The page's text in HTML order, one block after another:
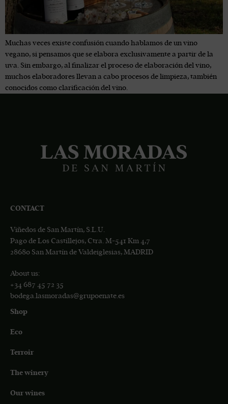
Muchas veces existe confusión cuando hablamos de un vino
vegano, si pensamos que se elabora exclusivamente a partir de la
uva. Sin embargo, al finalizar el proceso de elaboración del vino,
muchos elaboradores llevan a cabo procesos de limpieza, también
conocidos como clarificación del vino.
CONTACT
Viñedos de San Martín, S.L.U.
Pago de Los Castillejos, Ctra. M-541 Km 4,7
28680 San Martín de Valdeiglesias, MADRID
About us:
+34 687 45 72 35
bodega.lasmoradas@grupoenate.es
Shop
Eco
Terroir
The winery
Our wines